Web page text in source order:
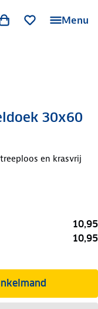
Menu
30x60
en krasvrij
10,95
10,95